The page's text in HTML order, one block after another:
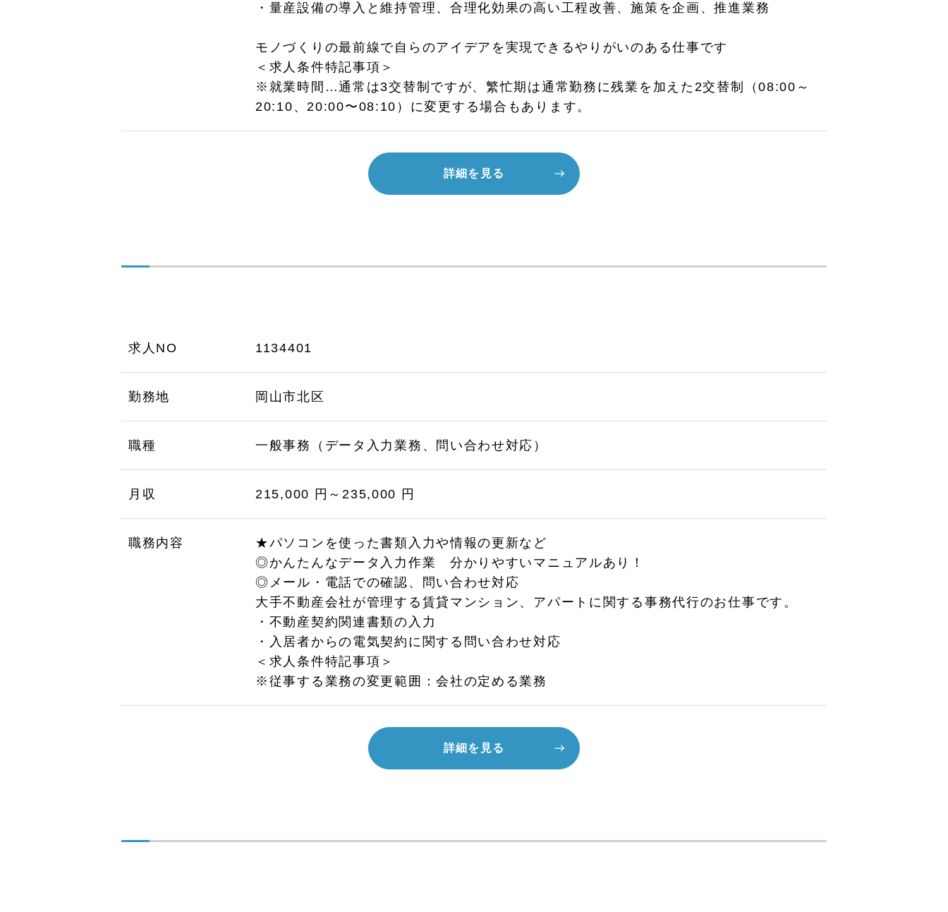
・量産設備の導入と維持管理、合理化効果の高い工程改善、施策を企画、推進業務
モノづくりの最前線で自らのアイデアを実現できるやりがいのある仕事です
＜求人条件特記事項＞
※就業時間…通常は3交替制ですが、繁忙期は通常勤務に残業を加えた2交替制（08:00～
20:10、20:00〜08:10）に変更する場合もあります。
詳細を見る
求人NO 1134401
勤務地 岡山市北区
職種 一般事務（データ入力業務、問い合わせ対応）
月収 215,000 円～235,000 円
職務内容
★パソコンを使った書類入力や情報の更新など
◎かんたんなデータ入力作業 分かりやすいマニュアルあり！
◎メール・電話での確認、問い合わせ対応
大手不動産会社が管理する賃貸マンション、アパートに関する事務代行のお仕事です。
・不動産契約関連書類の入力
・入居者からの電気契約に関する問い合わせ対応
＜求人条件特記事項＞
※従事する業務の変更範囲：会社の定める業務
詳細を見る